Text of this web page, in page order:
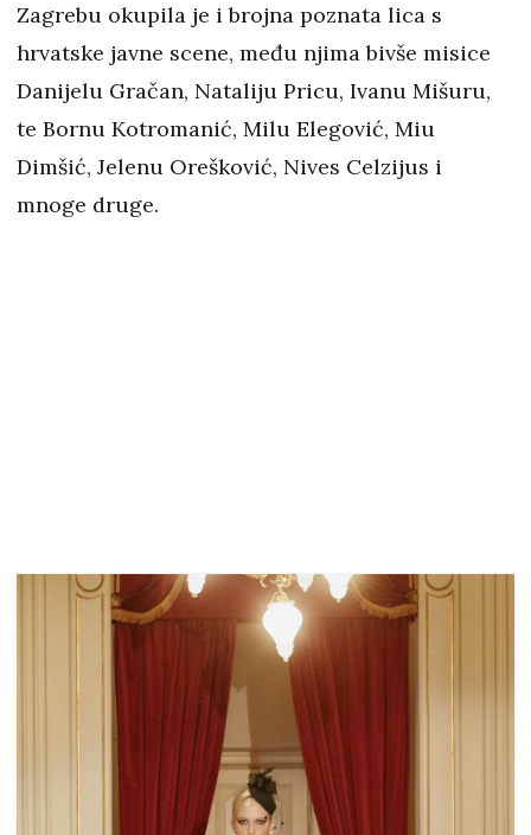
Zagrebu okupila je i brojna poznata lica s
hrvatske javne scene, među njima bivše misice
Danijelu Gračan, Nataliju Pricu, Ivanu Mišuru,
te Bornu Kotromanić, Milu Elegović, Miu
Dimšić, Jelenu Orešković, Nives Celzijus i
mnoge druge.